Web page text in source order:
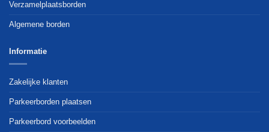
Verzamelplaatsborden
Algemene borden
Informatie
Zakelijke klanten
Parkeerborden plaatsen
Parkeerbord voorbeelden